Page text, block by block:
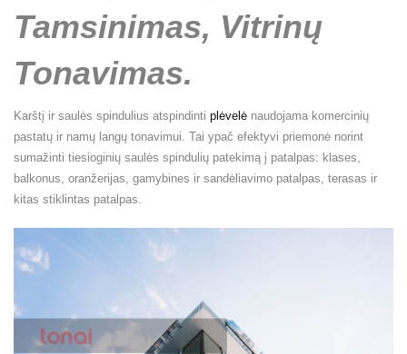
Tamsinimas, Vitrinų
Tonavimas.
Karštį ir saulės spindulius atspindinti plėvelė naudojama komercinių
pastatų ir namų langų tonavimui. Tai ypač efektyvi priemonė norint
sumažinti tiesioginių saulės spindulių patekimą į patalpas: klases,
balkonus, oranžerijas, gamybines ir sandėliavimo patalpas, terasas ir
kitas stiklintas patalpas.